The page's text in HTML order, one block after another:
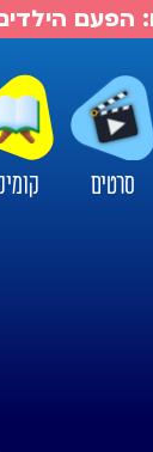
הפעם
סרטים